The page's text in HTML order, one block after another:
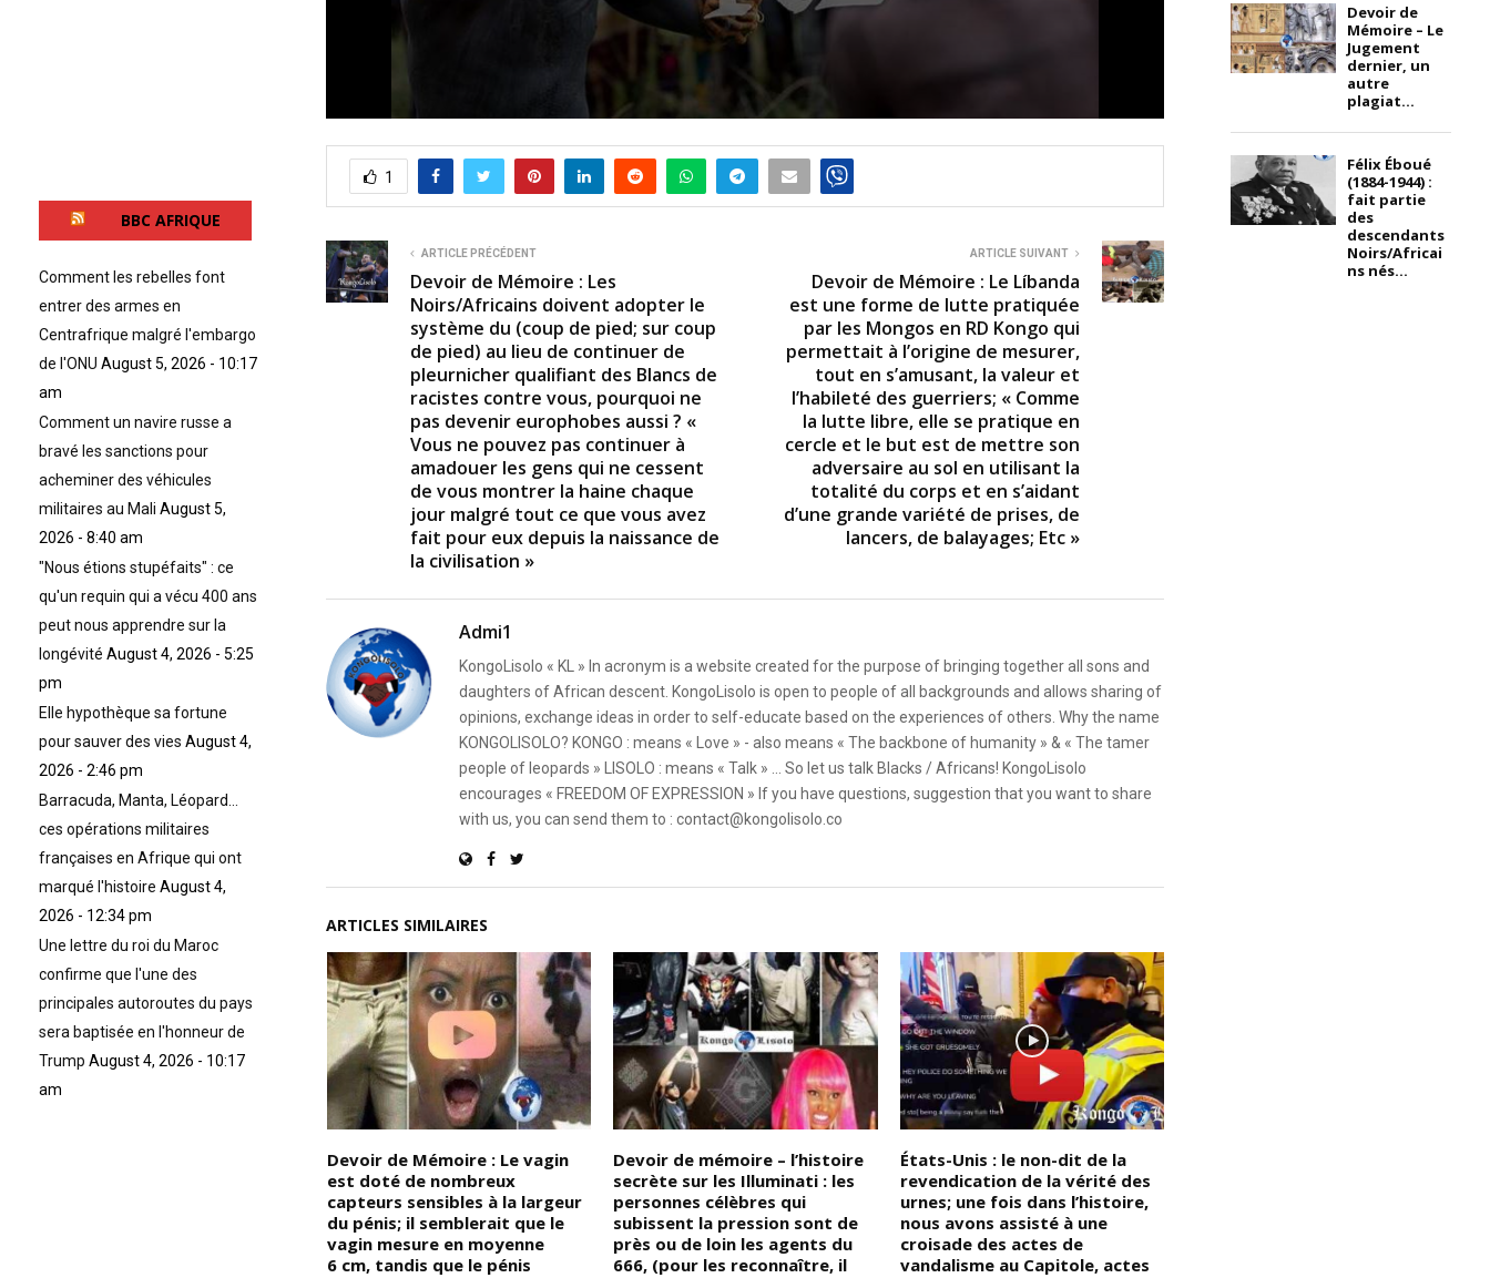
s
s
o
f
8
s
u
m
e
1
ARTICLE PRÉCÉDENT
Devoir de Mémoire : Les
Noirs/Africains doivent adopter le
système du (coup de pied; sur coup
de pied) au lieu de continuer de
pleurnicher qualifiant des Blancs de
racistes contre vous, pourquoi ne
pas devenir europhobes aussi ? «
Vous ne pouvez pas continuer à
amadouer les gens qui ne cessent
de vous montrer la haine chaque
jour malgré tout ce que vous avez
fait pour eux depuis la naissance de
la civilisation »
ARTICLE SUIVANT
Devoir de Mémoire : Le Líbanda
est une forme de lutte pratiquée
par les Mongos en RD Kongo qui
permettait à l’origine de mesurer,
tout en s’amusant, la valeur et
l’habileté des guerriers; « Comme
la lutte libre, elle se pratique en
cercle et le but est de mettre son
adversaire au sol en utilisant la
totalité du corps et en s’aidant
d’une grande variété de prises, de
lancers, de balayages; Etc »
Admi1
KongoLisolo « KL » In acronym is a website created for the purpose of bringing together all sons and
daughters of African descent. KongoLisolo is open to people of all backgrounds and allows sharing of
opinions, exchange ideas in order to self-educate based on the experiences of others. Why the name
KONGOLISOLO? KONGO : means « Love » - also means « The backbone of humanity » & « The tamer
people of leopards » LISOLO : means « Talk » ... So let us talk Blacks / Africans! KongoLisolo
encourages « FREEDOM OF EXPRESSION » If you have questions, suggestion that you want to share
with us, you can send them to : contact@kongolisolo.co
ARTICLES SIMILAIRES
Devoir de Mémoire : Le vagin
est doté de nombreux
capteurs sensibles à la largeur
du pénis; il semblerait que le
vagin mesure en moyenne
6 cm, tandis que le pénis
Devoir de mémoire – l’histoire
secrète sur les Illuminati : les
personnes célèbres qui
subissent la pression sont de
près ou de loin les agents du
666, (pour les reconnaître, il
États-Unis : le non-dit de la
revendication de la vérité des
urnes; une fois dans l’histoire,
nous avons assisté à une
croisade des actes de
vandalisme au Capitole, actes
BBC AFRIQUE
Comment les rebelles font
entrer des armes en
Centrafrique malgré l'embargo
de l'ONU August 5, 2026 - 10:17
am
Comment un navire russe a
bravé les sanctions pour
acheminer des véhicules
militaires au Mali August 5,
2026 - 8:40 am
"Nous étions stupéfaits" : ce
qu'un requin qui a vécu 400 ans
peut nous apprendre sur la
longévité August 4, 2026 - 5:25
pm
Elle hypothèque sa fortune
pour sauver des vies August 4,
2026 - 2:46 pm
Barracuda, Manta, Léopard…
ces opérations militaires
françaises en Afrique qui ont
marqué l'histoire August 4,
2026 - 12:34 pm
Une lettre du roi du Maroc
confirme que l'une des
principales autoroutes du pays
sera baptisée en l'honneur de
Trump August 4, 2026 - 10:17
am
Devoir de
Mémoire – Le
Jugement
dernier, un
autre
plagiat...
Félix Éboué
(1884-1944) :
fait partie
des
descendants
Noirs/Africai
ns nés...